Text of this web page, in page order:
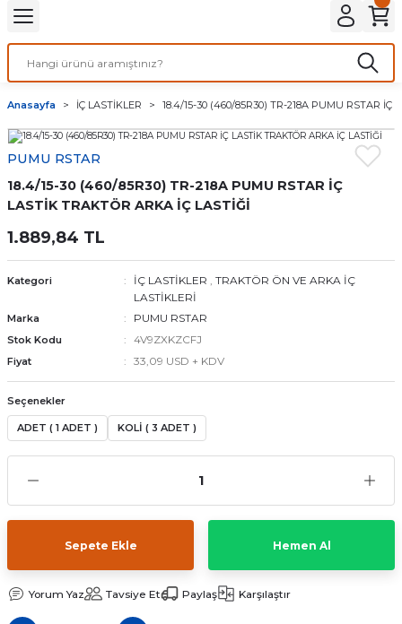
ARKA İÇ LASTİKLERİ
/ OTOBÜS / İŞ MAKİNASI İÇ
LASTİKLERİ
VE ARKA SET LASTİKLER
- BAHÇE - TARIM
VE PAT PAT MOTORU LASTİKLERİ
SİBOPLARI
- İŞ MAKİNASI SİBOPLARI
ARKA SİBOPLARI
İLAÇLARI
KURŞUNLARI
MALZEMELERİ
Anasayfa İÇ LASTİKLER 18.4/15-30 (460/85R30) TR-218A PUMU RSTAR İÇ
PUMU RSTAR
18.4/15-30 (460/85R30) TR-218A PUMU RSTAR İÇ
LASTİK TRAKTÖR ARKA İÇ LASTİĞİ
1.889,84 TL
Kategori İÇ LASTİKLER , TRAKTÖR ÖN VE ARKA İÇ
LASTİKLERİ
Marka PUMU RSTAR
Stok Kodu 4V9ZXKZCFJ
Fiyat 33,09 USD + KDV
Seçenekler
ADET ( 1 ADET ) KOLİ ( 3 ADET )
Sepete Ekle Hemen Al
Yorum Yaz Tavsiye Et Paylaş Karşılaştır